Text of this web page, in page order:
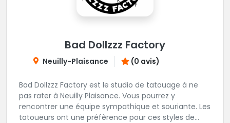
Bad Dollzzz Factory
Neuilly-Plaisance (0 avis)
Bad Dollzzz Factory est le studio de tatouage à ne
pas rater à Neuilly Plaisance. Vous pourrez y
rencontrer une équipe sympathique et souriante. Les
tatoueurs ont une préfèrence pour ces styles de